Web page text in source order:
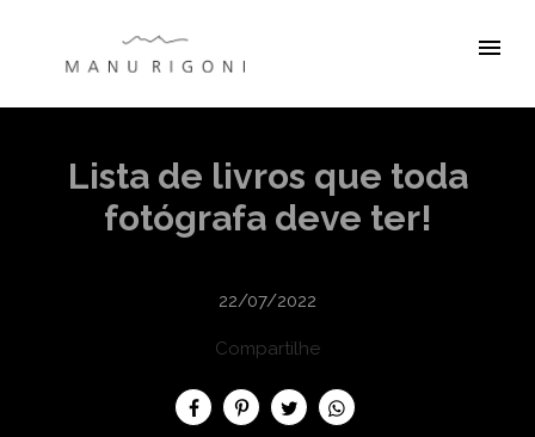
menu
Lista de livros que toda
fotógrafa deve ter!
22/07/2022
Compartilhe